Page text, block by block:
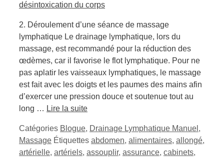
2. Déroulement d’une séance de massage
lymphatique Le drainage lymphatique, lors du
massage, est recommandé pour la réduction des
œdèmes, car il favorise le flot lymphatique. Pour ne
pas aplatir les vaisseaux lymphatiques, le massage
est fait avec les doigts et les paumes des mains afin
d’exercer une pression douce et soutenue tout au
long … Lire la suite
Catégories Blogue, Drainage Lymphatique Manuel ,
Massage Étiquettes abdomen, alimentaires, allongé,
artérielle, artériels, assouplir, assurance, cabinets,